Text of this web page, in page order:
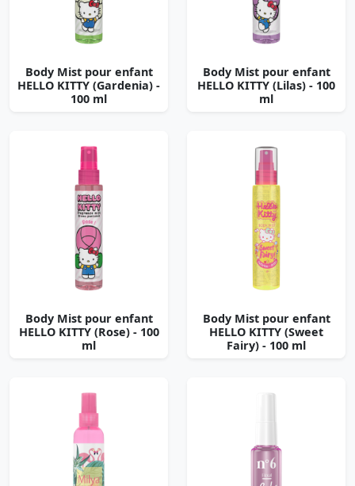
Body Mist pour enfant
HELLO KITTY (Gardenia) -
100 ml
Body Mist pour enfant
HELLO KITTY (Lilas) - 100
ml
Body Mist pour enfant
HELLO KITTY (Rose) - 100
ml
Body Mist pour enfant
HELLO KITTY (Sweet
Fairy) - 100 ml